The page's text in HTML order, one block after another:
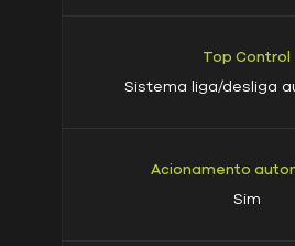
Top Control
Sistema liga/desliga
Acionamento
Sim